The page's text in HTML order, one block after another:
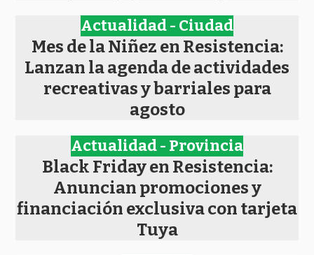
Mes de la Niñez en Resistencia:
Lanzan la agenda de actividades
recreativas y barriales para
agosto
Actualidad - Ciudad
Black Friday en Resistencia:
Anuncian promociones y
financiación exclusiva con tarjeta
Tuya
Actualidad - Provincia